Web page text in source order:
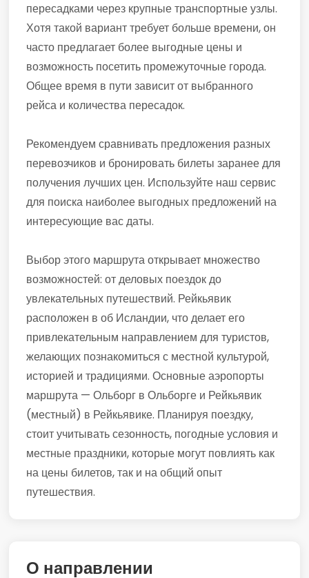
пересадками через крупные транспортные узлы.
Хотя такой вариант требует больше времени, он
часто предлагает более выгодные цены и
возможность посетить промежуточные города.
Общее время в пути зависит от выбранного
рейса и количества пересадок.
Рекомендуем сравнивать предложения разных
перевозчиков и бронировать билеты заранее для
получения лучших цен. Используйте наш сервис
для поиска наиболее выгодных предложений на
интересующие вас даты.
Выбор этого маршрута открывает множество
возможностей: от деловых поездок до
увлекательных путешествий. Рейкьявик
расположен в об Исландии, что делает его
привлекательным направлением для туристов,
желающих познакомиться с местной культурой,
историей и традициями. Основные аэропорты
маршрута — Ольборг в Ольборге и Рейкьявик
(местный) в Рейкьявике. Планируя поездку,
стоит учитывать сезонность, погодные условия и
местные праздники, которые могут повлиять как
на цены билетов, так и на общий опыт
путешествия.
О направлении